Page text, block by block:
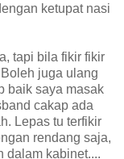
ketupat nasi
tapi bila fikir fikir
juga ulang
baik saya masak
cakap ada
Lepas tu terfikir
rendang saja,
dalam kabinet....